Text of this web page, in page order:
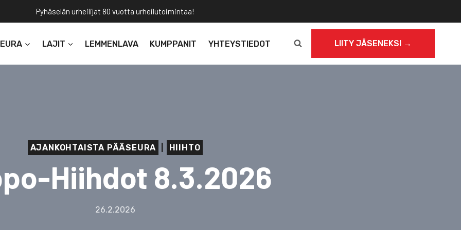
Pyhäselän urheilijat 80 vuotta urheilutoimintaa!
LAJIT LEMMENLAVA KUMPPANIT YHTEYSTIEDOT LIITY JÄSENEKSI →
AJANKOHTAISTA PÄÄSEURA HIIHTO
Hiihdot 8.3.2026
26.2.2026